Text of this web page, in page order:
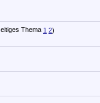
1 2)